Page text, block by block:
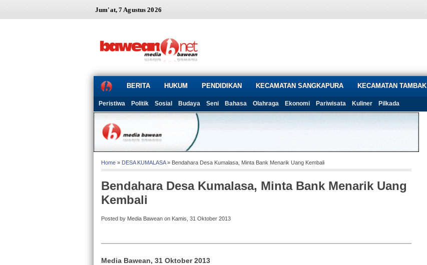
Jum'at, 7 Agustus 2026
BERITA HUKUM PENDIDIKAN KECAMATAN SANGKAPURA KECAMATAN TAMBAK
Peristiwa Politik Sosial Budaya Seni Bahasa Olahraga Ekonomi Pariwisata Kuliner Pilkada
Home » DESA KUMALASA» Bendahara Desa Kumalasa, Minta Bank Menarik Uang Kembali
Bendahara Desa Kumalasa, Minta Bank Menarik Uang
Kembali
Posted by Media Bawean on Kamis, 31 Oktober 2013
Media Bawean, 31 Oktober 2013